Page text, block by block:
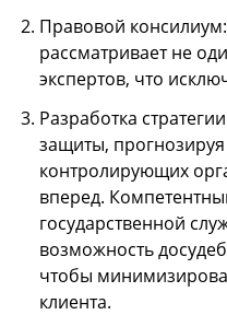
Правовой
рассматривает не
экспертов, что
Разработка
защиты,
контролирующих
вперед.
государственной
возможность
чтобы
клиента.